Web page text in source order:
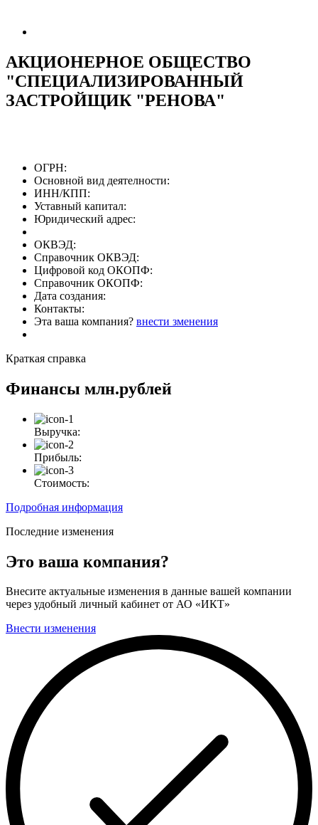
АКЦИОНЕРНОЕ ОБЩЕСТВО
"СПЕЦИАЛИЗИРОВАННЫЙ
ЗАСТРОЙЩИК "РЕНОВА"
ОГРН:
Основной вид деятелности:
ИНН/КПП:
Уставный капитал:
Юридический адрес:
ОКВЭД:
Справочник ОКВЭД:
Цифровой код ОКОПФ:
Справочник ОКОПФ:
Дата создания:
Контакты:
Эта ваша компания? внести зменения
Краткая справка
Финансы млн.рублей
Выручка:
Прибыль:
Стоимость:
Подробная информация
Последние изменения
Это ваша компания?
Внесите актуальные изменения в данные вашей компании
через удобный личный кабинет от АО «ИКТ»
Внести изменения